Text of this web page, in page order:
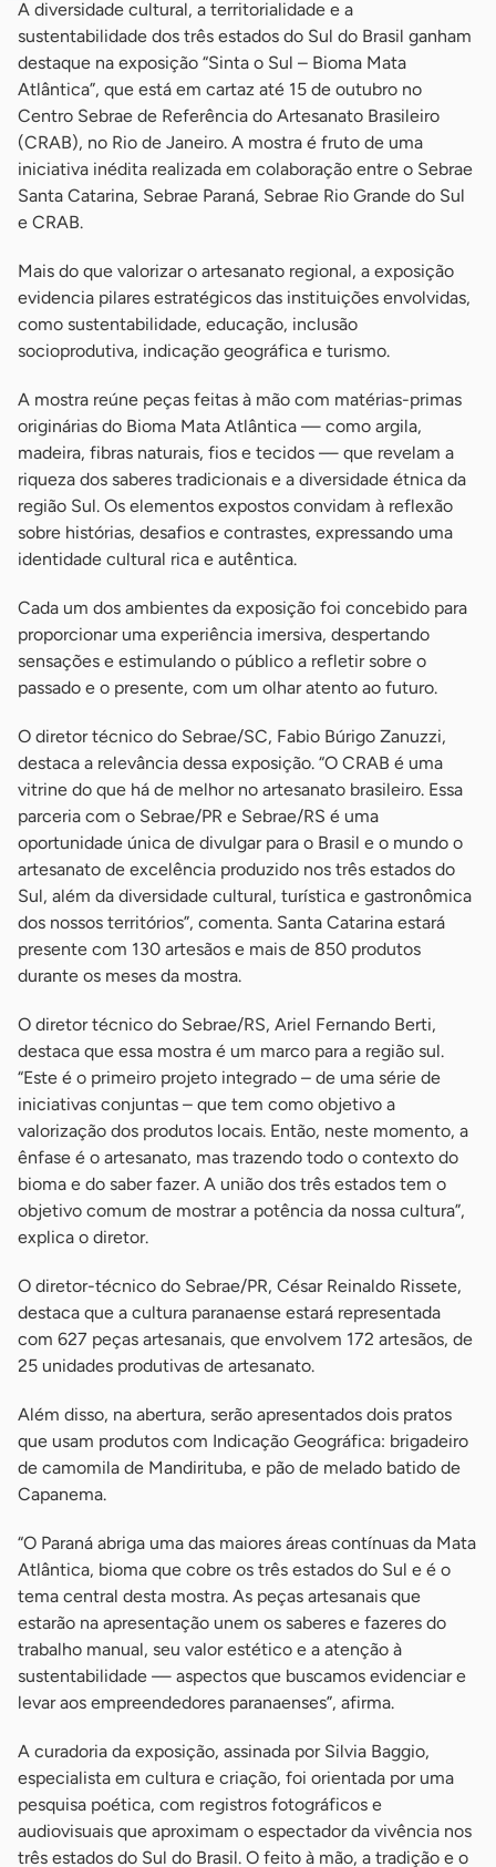
A diversidade cultural, a territorialidade e a
sustentabilidade dos três estados do Sul do Brasil ganham
destaque na exposição “Sinta o Sul – Bioma Mata
Atlântica”, que está em cartaz até 15 de outubro no
Centro Sebrae de Referência do Artesanato Brasileiro
(CRAB), no Rio de Janeiro. A mostra é fruto de uma
iniciativa inédita realizada em colaboração entre o Sebrae
Santa Catarina, Sebrae Paraná, Sebrae Rio Grande do Sul
e CRAB.
Mais do que valorizar o artesanato regional, a exposição
evidencia pilares estratégicos das instituições envolvidas,
como sustentabilidade, educação, inclusão
socioprodutiva, indicação geográfica e turismo.
A mostra reúne peças feitas à mão com matérias-primas
originárias do Bioma Mata Atlântica — como argila,
madeira, fibras naturais, fios e tecidos — que revelam a
riqueza dos saberes tradicionais e a diversidade étnica da
região Sul. Os elementos expostos convidam à reflexão
sobre histórias, desafios e contrastes, expressando uma
identidade cultural rica e autêntica.
Cada um dos ambientes da exposição foi concebido para
proporcionar uma experiência imersiva, despertando
sensações e estimulando o público a refletir sobre o
passado e o presente, com um olhar atento ao futuro.
O diretor técnico do Sebrae/SC, Fabio Búrigo Zanuzzi,
destaca a relevância dessa exposição. “O CRAB é uma
vitrine do que há de melhor no artesanato brasileiro. Essa
parceria com o Sebrae/PR e Sebrae/RS é uma
oportunidade única de divulgar para o Brasil e o mundo o
artesanato de excelência produzido nos três estados do
Sul, além da diversidade cultural, turística e gastronômica
dos nossos territórios”, comenta. Santa Catarina estará
presente com 130 artesãos e mais de 850 produtos
durante os meses da mostra.
O diretor técnico do Sebrae/RS, Ariel Fernando Berti,
destaca que essa mostra é um marco para a região sul.
“Este é o primeiro projeto integrado – de uma série de
iniciativas conjuntas – que tem como objetivo a
valorização dos produtos locais. Então, neste momento, a
ênfase é o artesanato, mas trazendo todo o contexto do
bioma e do saber fazer. A união dos três estados tem o
objetivo comum de mostrar a potência da nossa cultura”,
explica o diretor.
O diretor-técnico do Sebrae/PR, César Reinaldo Rissete,
destaca que a cultura paranaense estará representada
com 627 peças artesanais, que envolvem 172 artesãos, de
25 unidades produtivas de artesanato.
Além disso, na abertura, serão apresentados dois pratos
que usam produtos com Indicação Geográfica: brigadeiro
de camomila de Mandirituba, e pão de melado batido de
Capanema.
“O Paraná abriga uma das maiores áreas contínuas da Mata
Atlântica, bioma que cobre os três estados do Sul e é o
tema central desta mostra. As peças artesanais que
estarão na apresentação unem os saberes e fazeres do
trabalho manual, seu valor estético e a atenção à
sustentabilidade — aspectos que buscamos evidenciar e
levar aos empreendedores paranaenses”, afirma.
A curadoria da exposição, assinada por Silvia Baggio,
especialista em cultura e criação, foi orientada por uma
pesquisa poética, com registros fotográficos e
audiovisuais que aproximam o espectador da vivência nos
três estados do Sul do Brasil. O feito à mão, a tradição e o